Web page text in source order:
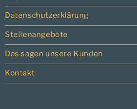
Datenschutzerklärung
Stellenangebote
Das sagen unsere Kunden
Kontakt